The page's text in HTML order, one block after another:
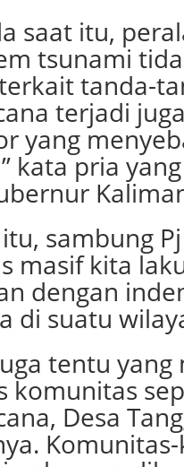
saat itu,
tsunami
tanda-
terjadi
yang
kata pria
sambung
masif kita
dengan
di suatu
tentu
komunitas
Desa